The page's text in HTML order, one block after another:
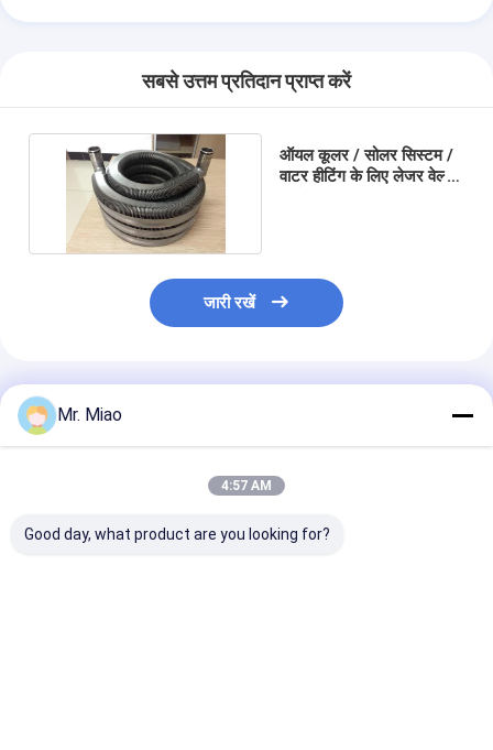
सबसे उत्तम प्रतिदान प्राप्त करें
ऑयल कूलर / सोलर सिस्टम /
वाटर हीटिंग के लिए लेजर वेल्डेड
जारी रखें
अनुशंसित उत्पाद
Mr. Miao
4:57 AM
Good day, what product are you looking for?